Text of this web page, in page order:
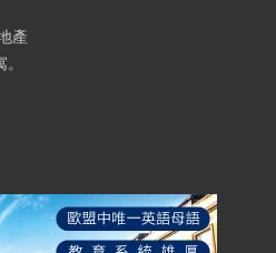
產